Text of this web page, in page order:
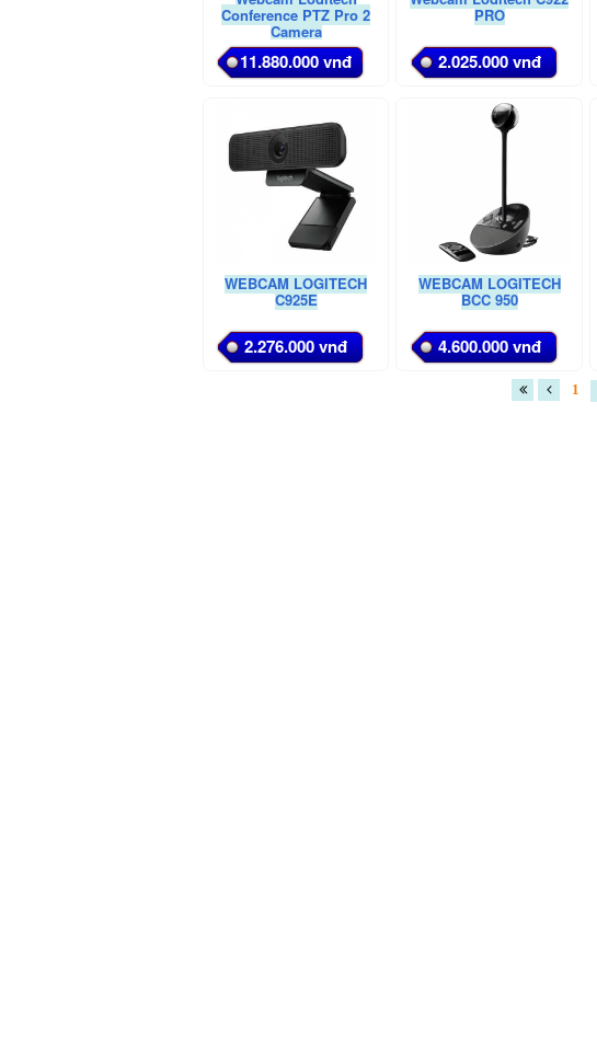
Conference PTZ Pro 2
Camera
11.880.000 vnđ
PRO
2.025.000 vnđ
WEBCAM LOGITECH
C925E
2.276.000 vnđ
WEBCAM LOGITECH
BCC 950
4.600.000 vnđ
1